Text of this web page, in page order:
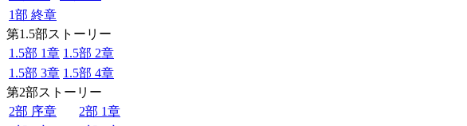
1部 終章
第1.5部ストーリー
1.5部 1章 1.5部 2章
1.5部 3章 1.5部 4章
第2部ストーリー
2部 序章
2部 1章